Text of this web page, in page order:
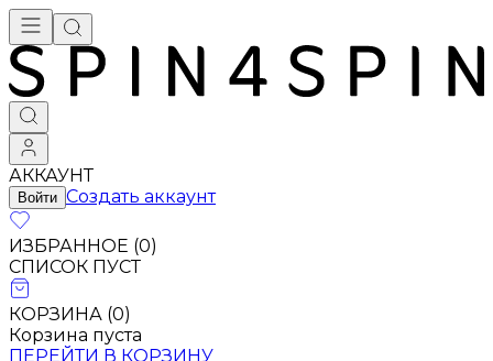
АККАУНТ
Войти Создать аккаунт
ИЗБРАННОЕ (0)
СПИСОК ПУСТ
КОРЗИНА (0)
Корзина пуста
ПЕРЕЙТИ В КОРЗИНУ